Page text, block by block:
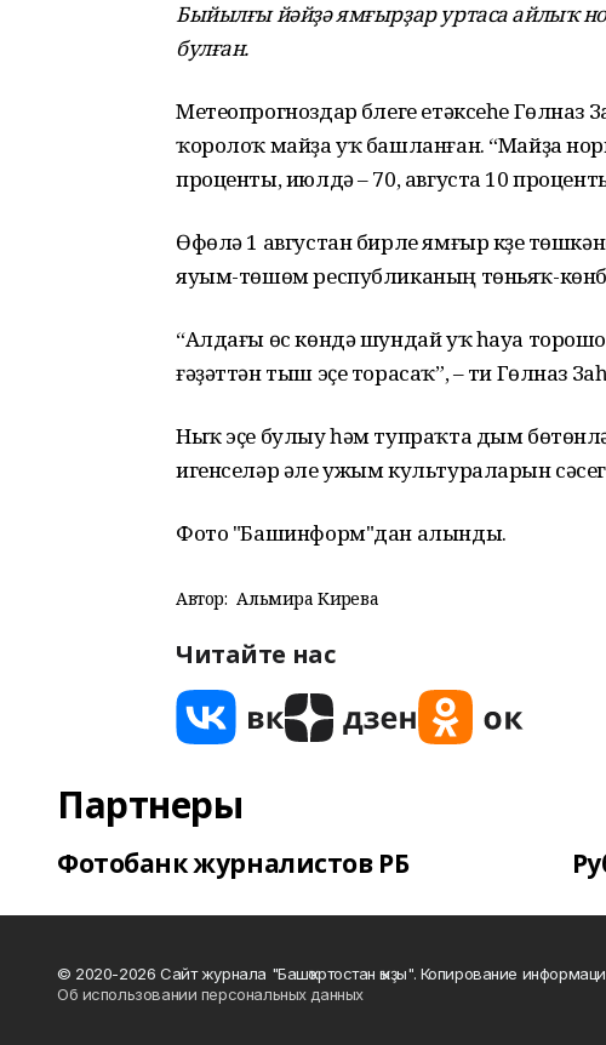
Быйылғы йәйҙә ямғырҙар уртаса айлыҡ
булған.
Метеопрогноздар бүлеге етәксеһе Гөлназ
ҡоролоҡ майҙа уҡ башланған. “Майҙа
проценты, июлдә – 70, августа 10
Өфөлә 1 августан бирле ямғыр күҙе
яуым-төшөм республиканың төньяҡ-
“Алдағы өс көндә шундай уҡ һауа
ғәҙәттән тыш эҫе торасаҡ”, – ти Гөлназ
Ныҡ эҫе булыу һәм тупраҡта дым
игенселәр әле ужым культураларын
Фото "Башинформ"дан алынды.
Автор: Альмира Кирәева
Читайте нас
Партнеры
Фотобанк журналистов РБ
© 2020-2026 Сайт журнала "Башҡортостан ҡыҙы". Копирование
Об использовании персональных данных